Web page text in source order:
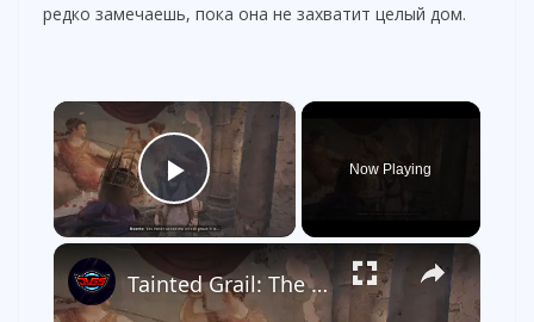
редко замечаешь, пока она не захватит целый дом.
×
Play Video
Now Playing
×
Tainted Grail: The Fall of Avalon - Minher Rites: Talk To Neante About The Corrupted Temple Gameplay